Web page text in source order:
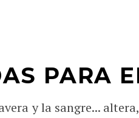
PARA
y la sangre...